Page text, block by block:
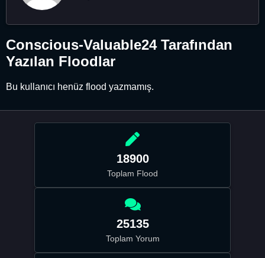
Conscious-Valuable24 Tarafından
Yazılan Floodlar
Bu kullanıcı henüz flood yazmamış.
18900
Toplam Flood
25135
Toplam Yorum